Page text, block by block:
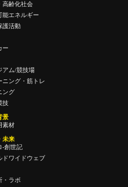
高齢化社会
能エネルギー
護活動
ー
アム/競技場
ニング・筋トレ
ング
技
景
素材
未来
-創世記
ドワイドウェブ
・ラボ